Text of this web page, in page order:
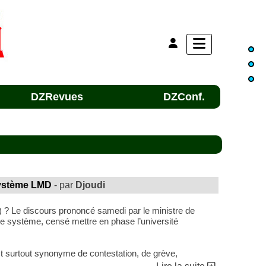
DZRevues DZConf.
LMD - par Djoudi
Le discours prononcé samedi par le ministre de
système, censé mettre en phase l’université
synonyme de contestation, de grève,
dégringolade du niveau de étudiants, en